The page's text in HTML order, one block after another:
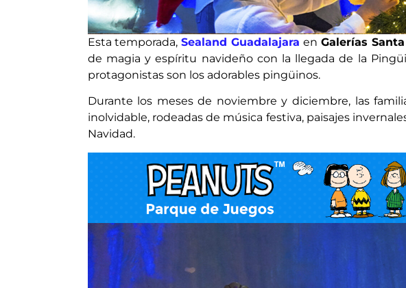
Esta temporada,Sealand Guadalajara enGalerías
de magia y espíritu navideño con la llegada de la
protagonistas son los adorables pingüinos.
Durante los meses de noviembre y diciembre, las
inolvidable, rodeadas de música festiva, paisajes
Navidad.